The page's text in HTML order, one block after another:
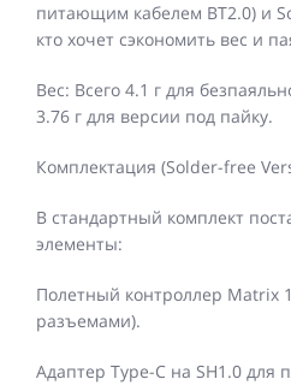
питающим кабелем BT2.0) и
кто хочет сэкономить вес и
Вес: Всего 4.1 г для
3.76 г для версии под пайку.
Комплектация (Solder-free
В стандартный комплект
элементы:
Полетный контроллер Matrix
разъемами).
Адаптер Type-C на SH1.0 для